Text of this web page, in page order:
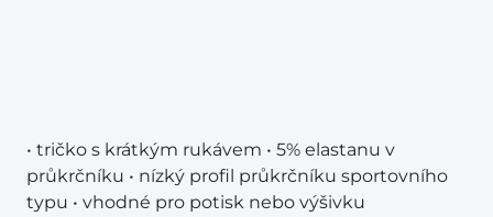
• tričko s krátkým rukávem • 5% elastanu v
průkrčníku • nízký profil průkrčníku sportovního
typu • vhodné pro potisk nebo výšivku